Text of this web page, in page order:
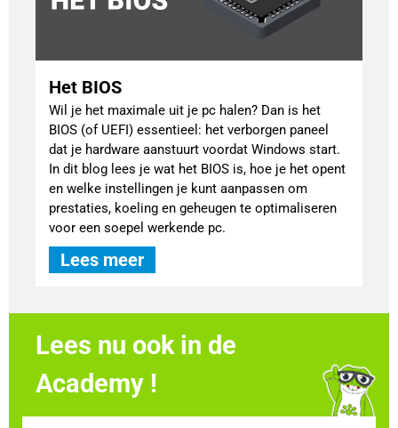
Het BIOS
Wil je het maximale uit je pc halen? Dan is het
BIOS (of UEFI) essentieel: het verborgen paneel
dat je hardware aanstuurt voordat Windows start.
In dit blog lees je wat het BIOS is, hoe je het opent
en welke instellingen je kunt aanpassen om
prestaties, koeling en geheugen te optimaliseren
voor een soepel werkende pc.
Lees meer
Lees nu ook in de
Academy !